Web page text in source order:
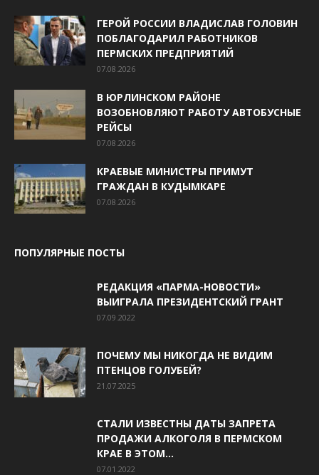
ГЕРОЙ РОССИИ ВЛАДИСЛАВ ГОЛОВИН
ПОБЛАГОДАРИЛ РАБОТНИКОВ
ПЕРМСКИХ ПРЕДПРИЯТИЙ
07.08.2026
В ЮРЛИНСКОМ РАЙОНЕ
ВОЗОБНОВЛЯЮТ РАБОТУ АВТОБУСНЫЕ
РЕЙСЫ
07.08.2026
КРАЕВЫЕ МИНИСТРЫ ПРИМУТ
ГРАЖДАН В КУДЫМКАРЕ
07.08.2026
ПОПУЛЯРНЫЕ ПОСТЫ
РЕДАКЦИЯ «ПАРМА-НОВОСТИ»
ВЫИГРАЛА ПРЕЗИДЕНТСКИЙ ГРАНТ
07.09.2022
ПОЧЕМУ МЫ НИКОГДА НЕ ВИДИМ
ПТЕНЦОВ ГОЛУБЕЙ?
21.07.2025
СТАЛИ ИЗВЕСТНЫ ДАТЫ ЗАПРЕТА
ПРОДАЖИ АЛКОГОЛЯ В ПЕРМСКОМ
КРАЕ В ЭТОМ...
07.01.2022